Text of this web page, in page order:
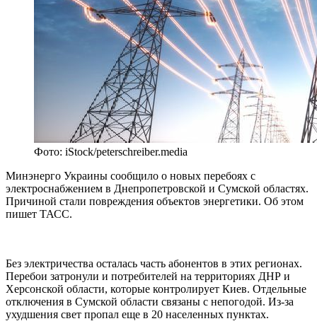
Фото: iStock/peterschreiber.media
Минэнерго Украины сообщило о новых перебоях с
электроснабжением в Днепропетровской и Сумской областях.
Причиной стали повреждения объектов энергетики. Об этом
пишет ТАСС.
Без электричества осталась часть абонентов в этих регионах.
Перебои затронули и потребителей на территориях ДНР и
Херсонской области, которые контролирует Киев. Отдельные
отключения в Сумской области связаны с непогодой. Из-за
ухудшения свет пропал еще в 20 населенных пунктах.